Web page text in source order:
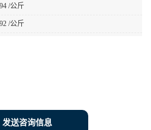
94 /公斤
92 /公斤
发送咨询信息